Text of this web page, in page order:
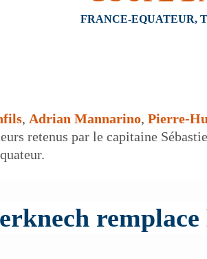
FRANCE-EQUATEUR,
, Adrian Mannarino, Pierre-
retenus par le capitaine